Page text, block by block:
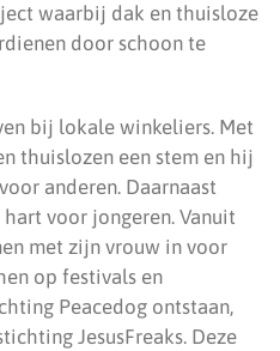
waarbij dak en thuisloze
door schoon te
bij lokale winkeliers. Met
thuislozen een stem en hij
anderen. Daarnaast
voor jongeren. Vanuit
met zijn vrouw in voor
op festivals en
Peacedog ontstaan,
JesusFreaks. Deze